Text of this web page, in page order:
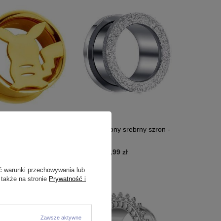
Tunel ozdobny srebrny szron -
15,99 zł
warunki przechowywania lub
na stronie Prywatność i
Zawsze aktywne